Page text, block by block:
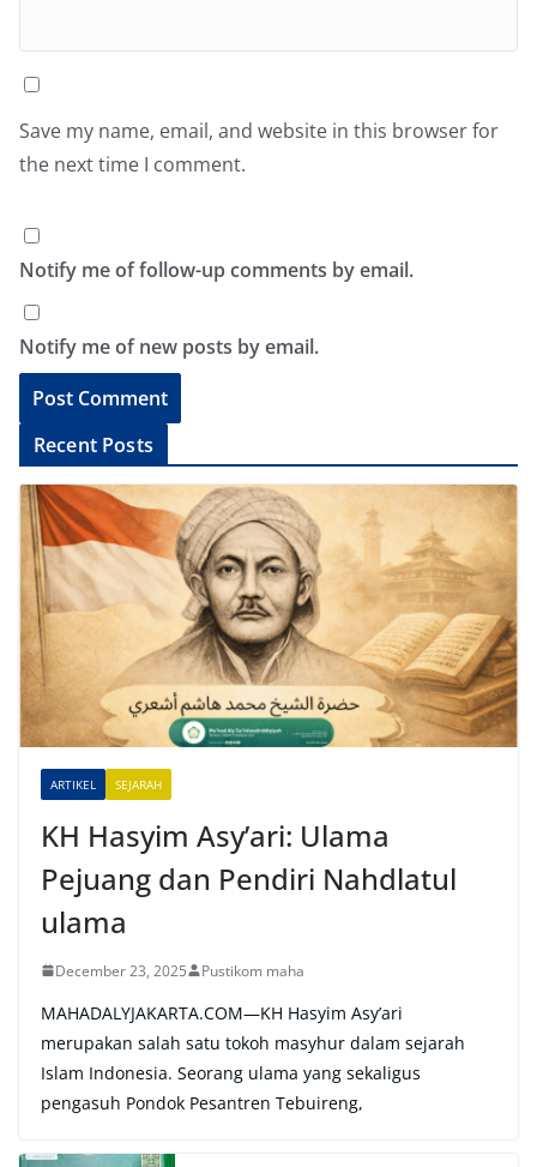
Save my name, email, and website in this browser for
the next time I comment.
Notify me of follow-up comments by email.
Notify me of new posts by email.
l
t
v
Recent Posts
ARTIKEL SEJARAH
KH Hasyim Asy’ari: Ulama
Pejuang dan Pendiri Nahdlatul
ulama
December 23, 2025 Pustikom maha
MAHADALYJAKARTA.COM—KH Hasyim Asy’ari
merupakan salah satu tokoh masyhur dalam sejarah
Islam Indonesia. Seorang ulama yang sekaligus
pengasuh Pondok Pesantren Tebuireng,